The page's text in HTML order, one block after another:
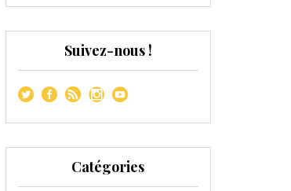
Suivez-nous !
Catégories